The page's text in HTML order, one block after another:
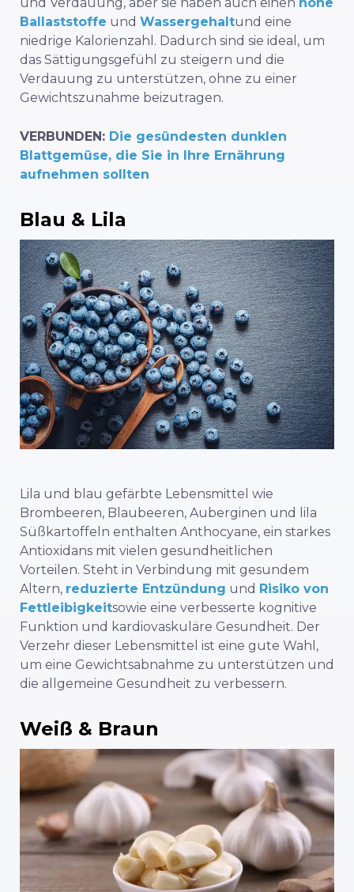
Ballaststoffe und Wassergehaltund eine
niedrige Kalorienzahl. Dadurch sind sie ideal, um
das Sättigungsgefühl zu steigern und die
Verdauung zu unterstützen, ohne zu einer
Gewichtszunahme beizutragen.
VERBUNDEN: Die gesündesten dunklen
Blattgemüse, die Sie in Ihre Ernährung
aufnehmen sollten
Blau & Lila
Lila und blau gefärbte Lebensmittel wie
Brombeeren, Blaubeeren, Auberginen und lila
Süßkartoffeln enthalten Anthocyane, ein starkes
Antioxidans mit vielen gesundheitlichen
Vorteilen. Steht in Verbindung mit gesundem
Altern, reduzierte Entzündung und Risiko von
Fettleibigkeitsowie eine verbesserte kognitive
Funktion und kardiovaskuläre Gesundheit. Der
Verzehr dieser Lebensmittel ist eine gute Wahl,
um eine Gewichtsabnahme zu unterstützen und
die allgemeine Gesundheit zu verbessern.
Weiß & Braun